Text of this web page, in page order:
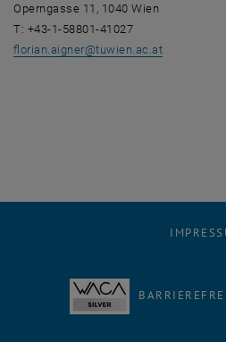
Operngasse 11, 1040 Wien
T: +43-1-58801-41027
florian.aigner@tuwien.ac.at